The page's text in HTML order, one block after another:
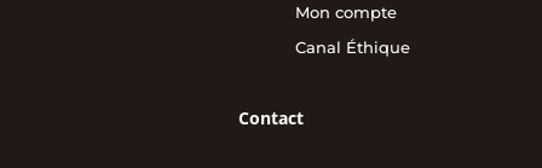
Mon compte
Canal Éthique
Contact